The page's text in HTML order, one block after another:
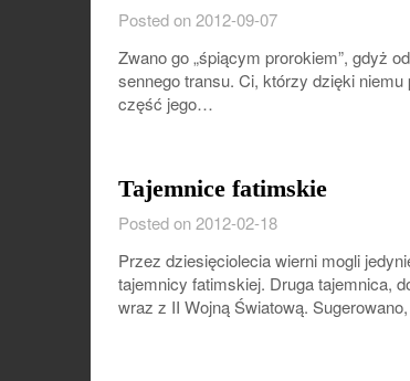
Posted on 2012-09-07
Zwano go „śpiącym prorokiem”, gdyż
sennego transu. Ci, którzy dzięki
część jego…
Tajemnice fatimskie
Posted on 2012-02-18
Przez dziesięciolecia wierni mogli
tajemnicy fatimskiej. Druga tajemnica,
wraz z II Wojną Światową.